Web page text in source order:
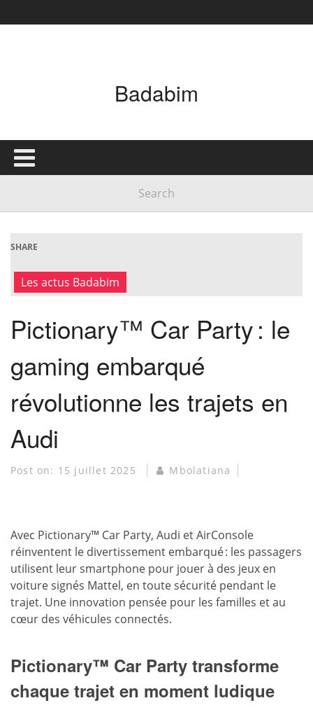
Badabim
SHARE
Les actus Badabim
Pictionary™ Car Party : le
gaming embarqué
révolutionne les trajets en
Audi
Post on: 15 juillet 2025 Mbolatiana
Avec Pictionary™ Car Party, Audi et AirConsole
réinventent le divertissement embarqué : les passagers
utilisent leur smartphone pour jouer à des jeux en
voiture signés Mattel, en toute sécurité pendant le
trajet. Une innovation pensée pour les familles et au
cœur des véhicules connectés.
Pictionary™ Car Party transforme
chaque trajet en moment ludique